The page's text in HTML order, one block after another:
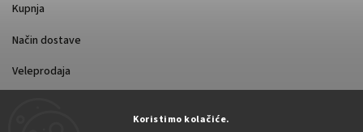
Koristimo kolačiće.
Kupnja
Način dostave
Veleprodaja